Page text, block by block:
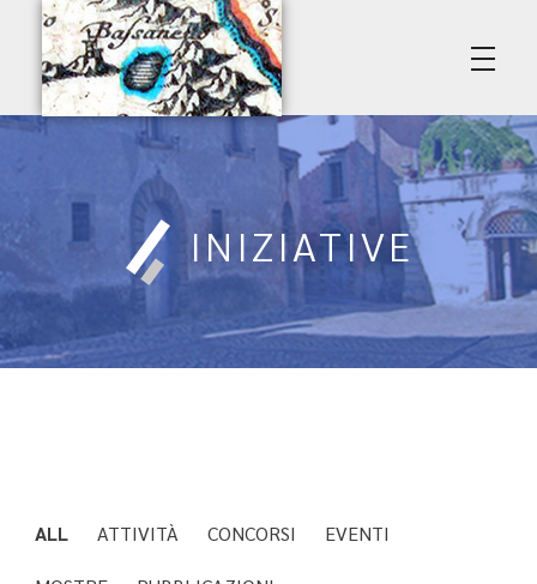
Poggio del Lago • Premio Amerino
Associazione Culturale Vasanello
INIZIATIVE
ALL ATTIVITÀ CONCORSI EVENTI